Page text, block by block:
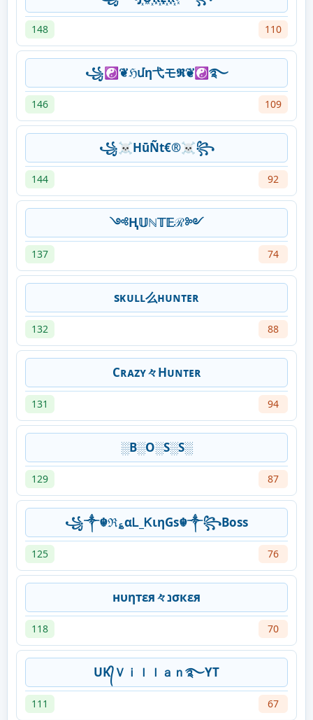
148 110
꧁☯❦ℌմη弋モ𝕽❦☯࿐
146 109
꧁☠HūÑt€®☠︎꧂
144 92
༺Ⱨ𝕌ℕ𝕋𝔼ℛ༻
137 74
sᴋᴜʟʟ么ʜᴜɴᴛᴇʀ
132 88
Cʀᴀᴢʏ々Hᴜɴᴛᴇʀ
131 94
░B░O░S░S░
129 87
꧁༒☬ℜ؏αᏞ_ᏦιηGs☬༒꧂Boss
125 76
нυηтεя々נσкεя
118 70
UK᭄Ｖｉｌｌａｎ࿐YT
111 67